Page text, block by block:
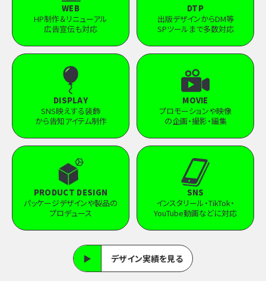
WEB
HP制作＆リニューアル
広告宣伝も対応
DTP
出版デザインからDM等
SPツールまで多数対応
DISPLAY
SNS映えする装飾
から告知アイテム制作
MOVIE
プロモーションや映像
の企画・撮影・編集
PRODUCT DESIGN
パッケージデザインや製品の
プロデュース
SNS
インスタリール・TikTok・
YouTube動画などに対応
▶ デザイン実績を見る